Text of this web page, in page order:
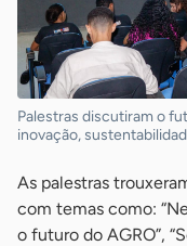
Palestras discutiram o
inovação,
As palestras
com temas como:
o futuro do AGRO”,